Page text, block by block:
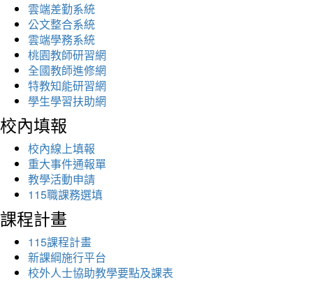
雲端差勤系統
公文整合系統
雲端學務系統
桃園教師研習網
全國教師進修網
特教知能研習網
學生學習扶助網
校內填報
校內線上填報
重大事件通報單
教學活動申請
115職課務選填
課程計畫
115課程計畫
新課綱施行平台
校外人士協助教學要點及課表